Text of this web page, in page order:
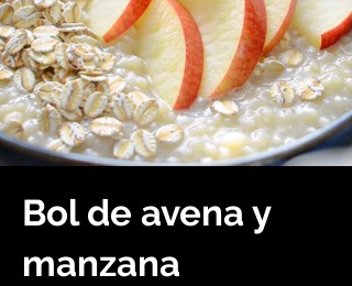
Bol de avena y
manzana